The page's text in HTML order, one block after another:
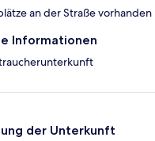
an der Straße vorhanden
Informationen
der Unterkunft